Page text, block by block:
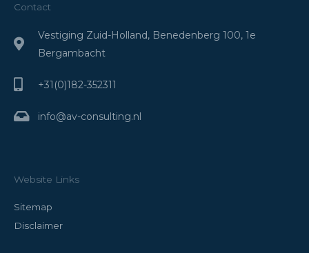
Contact
Vestiging Zuid-Holland, Benedenberg 100, 1e
Bergambacht
+31(0)182-352311
info@av-consulting.nl
Website Links
Sitemap
Disclaimer